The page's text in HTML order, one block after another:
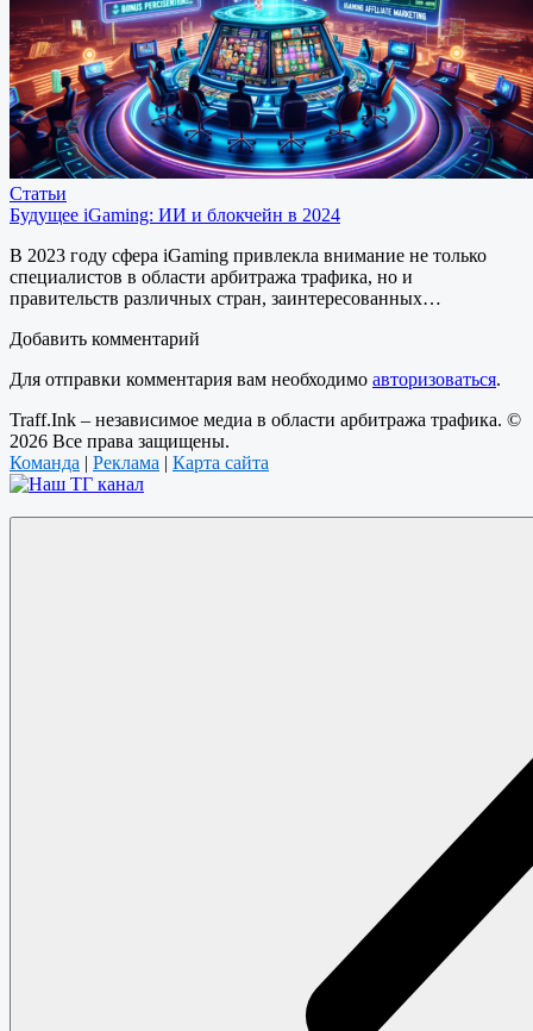
Статьи
Будущее iGaming: ИИ и блокчейн в 2024
В 2023 году сфера iGaming привлекла внимание не только
специалистов в области арбитража трафика, но и
правительств различных стран, заинтересованных…
Добавить комментарий
Для отправки комментария вам необходимо авторизоваться.
Traff.Ink – независимое медиа в области арбитража трафика. ©
2026 Все права защищены.
Команда | Реклама | Карта сайта